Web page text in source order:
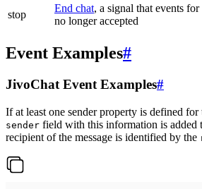
stop
End chat, a signal that events for
no longer accepted
Event Examples#
JivoChat Event Examples#
If at least one sender property is defined for
sender field with this information is added
recipient of the message is identified by the